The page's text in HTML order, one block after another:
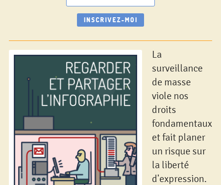
La
surveillance
de masse
viole nos
droits
fondamentaux
et fait planer
un risque sur
la liberté
d'expression.